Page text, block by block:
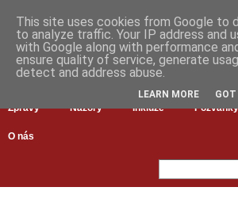
Zprávy Názory Inkluze Pozvánky
O nás
This site uses cookies from Google to
to analyze traffic. Your IP address and
with Google along with performance
ensure quality of service, generate
detect and address abuse.
LEARN MORE